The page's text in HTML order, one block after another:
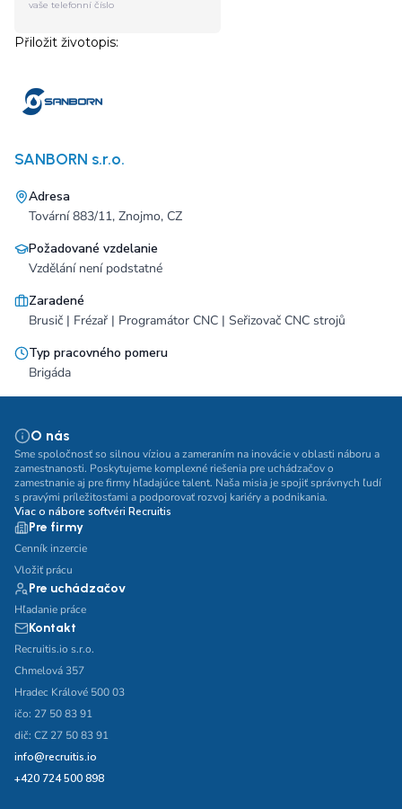
SANBORN s.r.o.
Adresa
Tovární 883/11, Znojmo, CZ
Požadované vzdelanie
Vzdělání není podstatné
Zaradené
Brusič | Frézař | Programátor CNC | Seřizovač CNC strojů
Typ pracovného pomeru
Brigáda
O nás
Sme spoločnosť so silnou víziou a zameraním na inovácie v oblasti náboru a
zamestnanosti. Poskytujeme komplexné riešenia pre uchádzačov o
zamestnanie aj pre firmy hľadajúce talent. Naša misia je spojiť správnych ľudí
s pravými príležitosťami a podporovať rozvoj kariéry a podnikania.
Viac o nábore softvéri Recruitis
Pre firmy
Cenník inzercie
Vložiť prácu
Pre uchádzačov
Hľadanie práce
Kontakt
Recruitis.io s.r.o.
Chmelová 357
Hradec Králové 500 03
ičo: 27 50 83 91
dič: CZ 27 50 83 91
info@recruitis.io
+420 724 500 898